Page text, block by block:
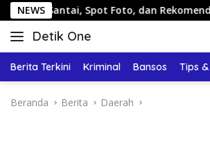
Langsung
ke
konten
NEWS
Spot Foto, dan Rekomendasi Lumpia
Detik One
Tajam
Fakta
Berita Terkini Kriminal Bansos Tips
Beranda Berita Daerah